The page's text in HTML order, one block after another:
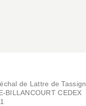
de Lattre de
BILLANCOURT CEDEX